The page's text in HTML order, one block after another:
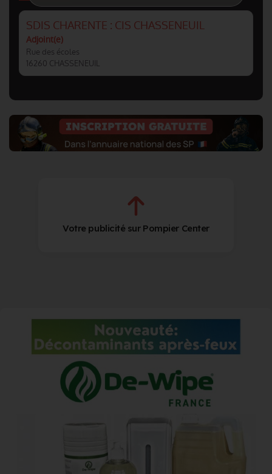
SDIS CHARENTE : CIS CHASSENEUIL
Adjoint(e)
Rue des écoles
16260 CHASSENEUIL
Votre publicité sur Pompier Center